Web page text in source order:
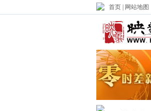
首页 网站地图